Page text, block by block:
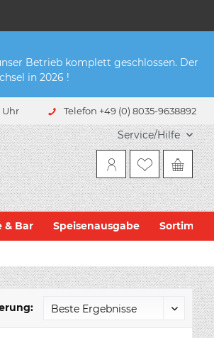
Betrieb komplett geschlossen. Der
in 2026 !
Uhr Telefon +49 (0) 8035-9638892
Service/Hilfe
& Bar Speisenausgabe